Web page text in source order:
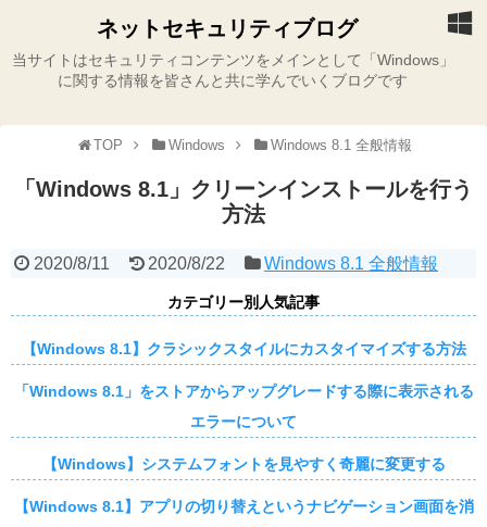
ネットセキュリティブログ
当サイトはセキュリティコンテンツをメインとして「Windows」
に関する情報を皆さんと共に学んでいくブログです
TOP Windows Windows 8.1 全般情報
「Windows 8.1」クリーンインストールを行う
方法
2020/8/11 2020/8/22 Windows 8.1 全般情報
カテゴリー別人気記事
【Windows 8.1】クラシックスタイルにカスタイマイズする方法
「Windows 8.1」をストアからアップグレードする際に表示される
エラーについて
【Windows】システムフォントを見やすく奇麗に変更する
【Windows 8.1】アプリの切り替えというナビゲーション画面を消